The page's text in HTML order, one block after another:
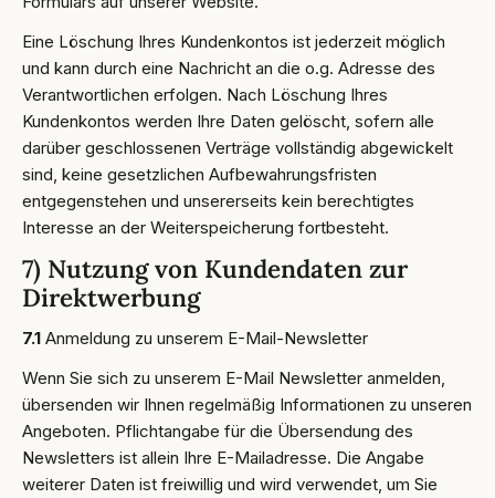
Eine Löschung Ihres Kundenkontos ist jederzeit möglich
und kann durch eine Nachricht an die o.g. Adresse des
Verantwortlichen erfolgen. Nach Löschung Ihres
Kundenkontos werden Ihre Daten gelöscht, sofern alle
darüber geschlossenen Verträge vollständig abgewickelt
sind, keine gesetzlichen Aufbewahrungsfristen
entgegenstehen und unsererseits kein berechtigtes
Interesse an der Weiterspeicherung fortbesteht.
7) Nutzung von Kundendaten zur
Direktwerbung
7.1 Anmeldung zu unserem E-Mail-Newsletter
Wenn Sie sich zu unserem E-Mail Newsletter anmelden,
übersenden wir Ihnen regelmäßig Informationen zu unseren
Angeboten. Pflichtangabe für die Übersendung des
Newsletters ist allein Ihre E-Mailadresse. Die Angabe
weiterer Daten ist freiwillig und wird verwendet, um Sie